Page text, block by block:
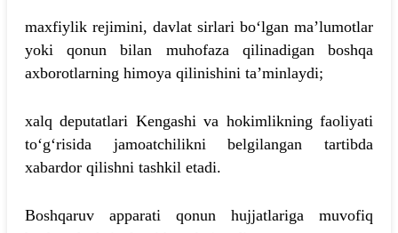
maxfiylik rejimini, davlat sirlari bo‘lgan ma’lumotlar
yoki qonun bilan muhofaza qilinadigan boshqa
axborotlarning himoya qilinishini ta’minlaydi;
xalq deputatlari Kengashi va hokimlikning faoliyati
to‘g‘risida jamoatchilikni belgilangan tartibda
xabardor qilishni tashkil etadi.
Boshqaruv apparati qonun hujjatlariga muvofiq